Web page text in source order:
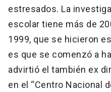
estresados. La
escolar tiene más de
1999, que se hicieron
es que se comenzó a
advirtió el también ex
en el “Centro Nacional